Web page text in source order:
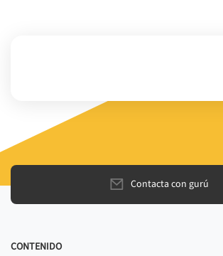
Contacta con gurú
CONTENIDO